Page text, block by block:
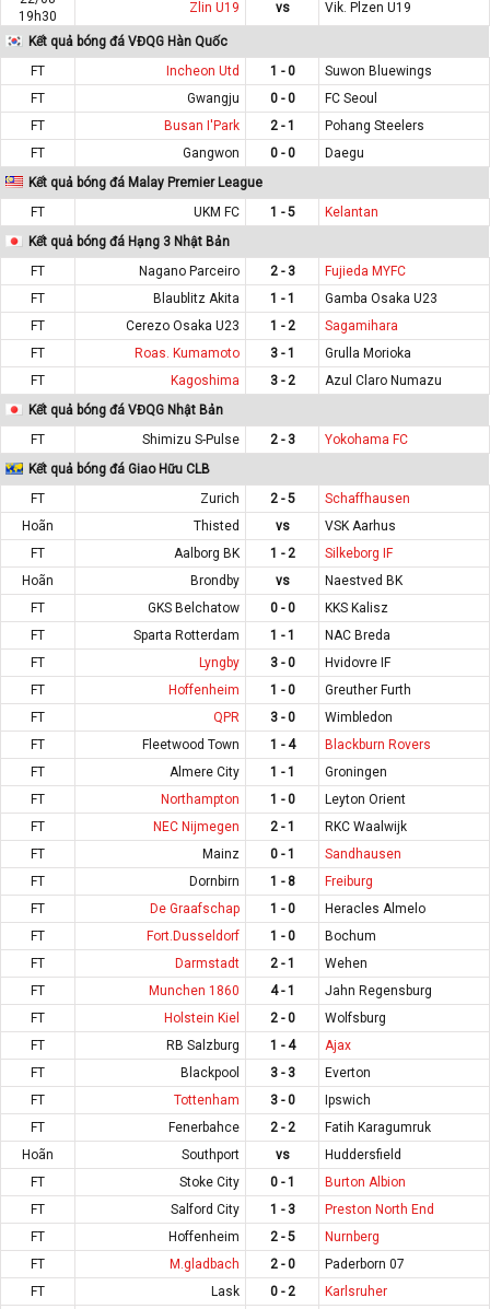
19h30
Zlin U19 vs Vik. Plzen U19
Kết quả bóng đá VĐQG Hàn Quốc
FT
Incheon Utd 1 - 0
Suwon Bluewings
FT
Gwangju 0 - 0
FC Seoul
FT
Busan I'Park 2 - 1
Pohang Steelers
FT
Gangwon 0 - 0
Daegu
Kết quả bóng đá Malay Premier League
FT
UKM FC 1 - 5
Kelantan
Kết quả bóng đá Hạng 3 Nhật Bản
FT
Nagano Parceiro 2 - 3
Fujieda MYFC
FT
Blaublitz Akita 1 - 1
Gamba Osaka U23
FT
Cerezo Osaka U23 1 - 2
Sagamihara
FT
Roas. Kumamoto 3 - 1
Grulla Morioka
FT
Kagoshima 3 - 2
Azul Claro Numazu
Kết quả bóng đá VĐQG Nhật Bản
FT
Shimizu S-Pulse 2 - 3
Yokohama FC
Kết quả bóng đá Giao Hữu CLB
FT
Zurich 2 - 5
Schaffhausen
Hoãn
Thisted vs
VSK Aarhus
FT
Aalborg BK 1 - 2
Silkeborg IF
Hoãn
Brondby vs
Naestved BK
FT
GKS Belchatow 0 - 0
KKS Kalisz
FT
Sparta Rotterdam 1 - 1
NAC Breda
FT
Lyngby 3 - 0
Hvidovre IF
FT
Hoffenheim 1 - 0
Greuther Furth
FT
QPR 3 - 0
Wimbledon
FT
Fleetwood Town 1 - 4
Blackburn Rovers
FT
Almere City 1 - 1
Groningen
FT
Northampton 1 - 0
Leyton Orient
FT
NEC Nijmegen 2 - 1
RKC Waalwijk
FT
Mainz 0 - 1
Sandhausen
FT
Dornbirn 1 - 8
Freiburg
FT
De Graafschap 1 - 0
Heracles Almelo
FT
Fort.Dusseldorf 1 - 0
Bochum
FT
Darmstadt 2 - 1
Wehen
FT
Munchen 1860 4 - 1
Jahn Regensburg
FT
Holstein Kiel 2 - 0
Wolfsburg
FT
RB Salzburg 1 - 4
Ajax
FT
Blackpool 3 - 3
Everton
FT
Tottenham 3 - 0
Ipswich
FT
Fenerbahce 2 - 2
Fatih Karagumruk
Hoãn
Southport vs
Huddersfield
FT
Stoke City 0 - 1
Burton Albion
FT
Salford City 1 - 3
Preston North End
FT
Hoffenheim 2 - 5
Nurnberg
FT
M.gladbach 2 - 0
Paderborn 07
FT
Lask 0 - 2
Karlsruher